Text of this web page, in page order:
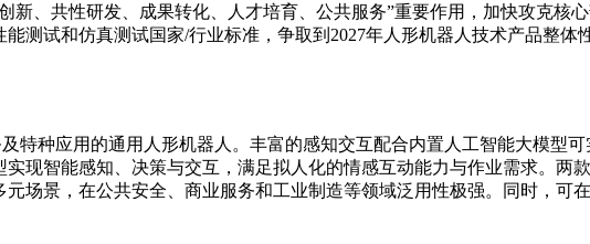
新、共性研发、成果转化、人才培育、公共服务”重要作用，加快攻克核
测试和仿真测试国家/行业标准，争取到2027年人形机器人技术产品整
种应用的通用人形机器人。丰富的感知交互配合内置人工智能大模型
现智能感知、决策与交互，满足拟人化的情感互动能力与作业需求。两
场景，在公共安全、商业服务和工业制造等领域泛用性极强。同时，可